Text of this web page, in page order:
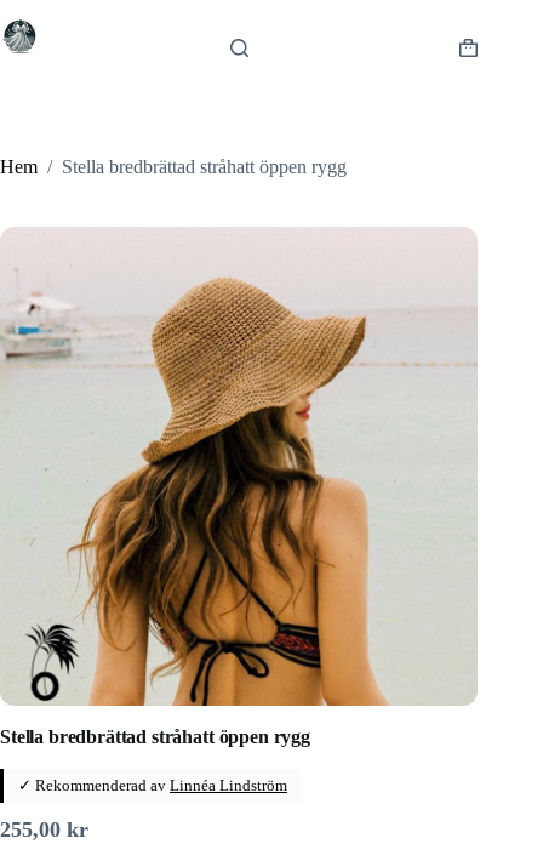
till
innehåll
Varukorg
Hem / Stella bredbrättad stråhatt öppen rygg
Stella bredbrättad stråhatt öppen rygg
✓ Rekommenderad av Linnéa Lindström
255,00 kr